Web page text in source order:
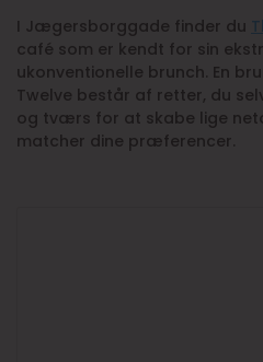
I Jægersborggade finder du
café som er kendt for sin
ukonventionelle brunch. En
Twelve består af retter, du
og tværs for at skabe lige
matcher dine præferencer.